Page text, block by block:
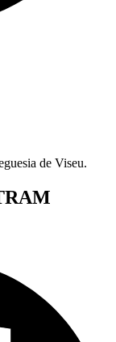
de Viseu.